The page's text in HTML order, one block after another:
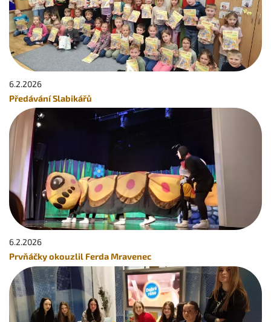
6.2.2026
Předávání Slabikářů
6.2.2026
Prvňáčky okouzlil Ferda Mravenec